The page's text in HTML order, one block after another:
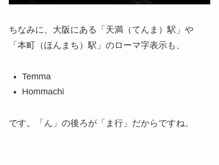
ちなみに、大阪にある「天満（てんま）駅」や
「本町（ほんまち）駅」のローマ字表示も、
Temma
Hommachi
です。「ん」の後ろが「ま行」だからですね。